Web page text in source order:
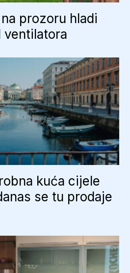
prozoru hladi
ventilatora
kuća cijele
se tu prodaje